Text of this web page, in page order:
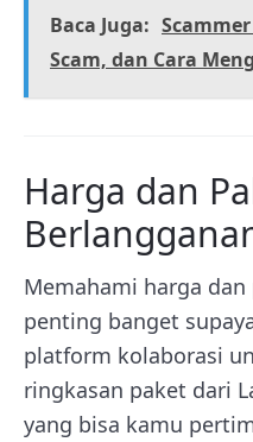
Baca Juga:
Scam, dan Cara
Harga dan
Memahami harga
penting banget
platform kolaborasi
ringkasan paket dari
yang bisa kamu